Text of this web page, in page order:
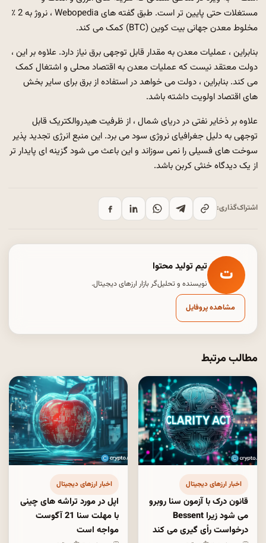
مستغلات حتی پایین تر است. طبق گفته های Webopedia ، نروژ به 2 ٪
مخلوط معدن جهانی بیت کوین (BTC) کمک می کند.
بنابراین ، عملیات معدن به مقدار قابل توجهی برق نیاز دارد. علاوه بر این ،
دولت معتقد نیست که عملیات معدن به اقتصاد محلی و اشتغال کمک
می کند. بنابراین ، دولت می خواهد در استفاده از برق برای سایر بخش
های اقتصاد اولویت داشته باشد.
علاوه بر ذخایر نفتی در دریای شمال ، از ظرفیت هیدروالکتریک قابل
توجهی به دلیل جغرافیای نروژی سود می برد. این منبع انرژی تجدید پذیر
سوخت های فسیلی را نمی سوزاند و این باعث می شود گزینه ای پایدار تر
از یک دیدگاه خنثی کربن باشد.
اشتراک‌گذاری:
ت تیم تولید محتوا
نویسنده و تحلیل‌گر بازار ارزهای دیجیتال.
مشاهده پروفایل
مطالب مرتبط
اخبار ارزهای دیجیتال
قانون درک با آزمون سنا روبرو
می شود زیرا Bessent
درخواست رأی گیری می کند
اخبار ارزهای دیجیتال
اپل در مورد تراشه های چینی
با مهلت سنا 21 آگوست
مواجه است